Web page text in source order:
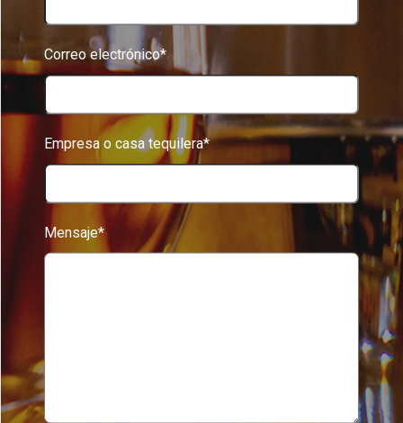
Correo electrónico*
Empresa o casa tequilera*
Mensaje*